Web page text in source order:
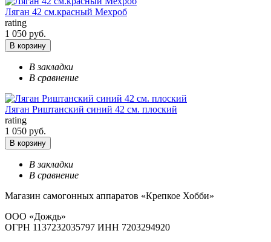
Ляган 42 см.красный Мехроб
rating
1 050 руб.
В корзину
В закладки
В сравнение
Ляган Риштанский синий 42 см. плоский
rating
1 050 руб.
В корзину
В закладки
В сравнение
Магазин самогонных аппаратов «Крепкое Хобби»
ООО «Дождь»
ОГРН 1137232035797 ИНН 7203294920